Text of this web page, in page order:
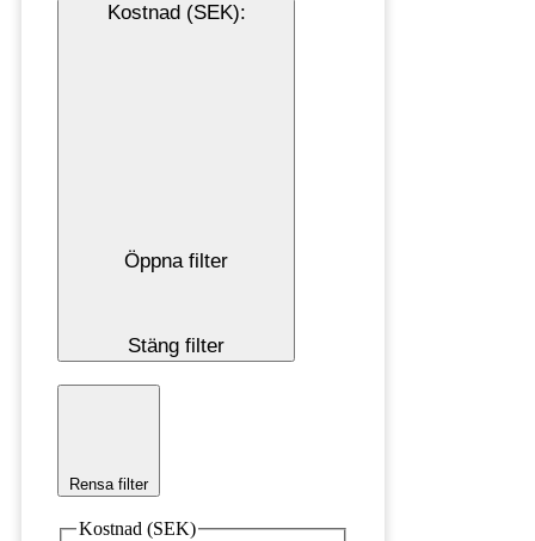
Kostnad (SEK):
Öppna filter
Stäng filter
Rensa filter
Kostnad (SEK)